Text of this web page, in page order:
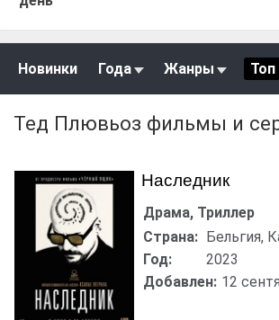
Новинки Года Жанры Топ
Тед Плювьоз фильмы и
Наследник
Драма, Триллер
Страна: Бельгия,
Год:
2023
Добавлен: 12